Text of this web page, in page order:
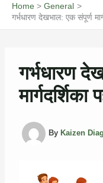
Home
General
गर्भधारण देखभाल: एक संपूर्ण
गर्भधारण
By Kaizen